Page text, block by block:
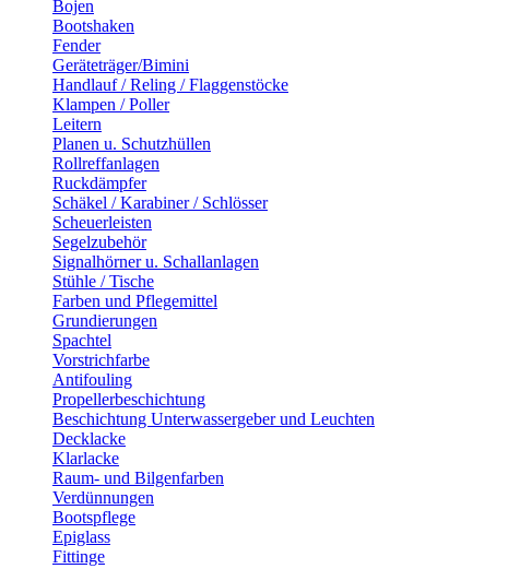
Bojen
Bootshaken
Fender
Geräteträger/Bimini
Handlauf / Reling / Flaggenstöcke
Klampen / Poller
Leitern
Planen u. Schutzhüllen
Rollreffanlagen
Ruckdämpfer
Schäkel / Karabiner / Schlösser
Scheuerleisten
Segelzubehör
Signalhörner u. Schallanlagen
Stühle / Tische
Farben und Pflegemittel
Grundierungen
Spachtel
Vorstrichfarbe
Antifouling
Propellerbeschichtung
Beschichtung Unterwassergeber und Leuchten
Decklacke
Klarlacke
Raum- und Bilgenfarben
Verdünnungen
Bootspflege
Epiglass
Fittinge